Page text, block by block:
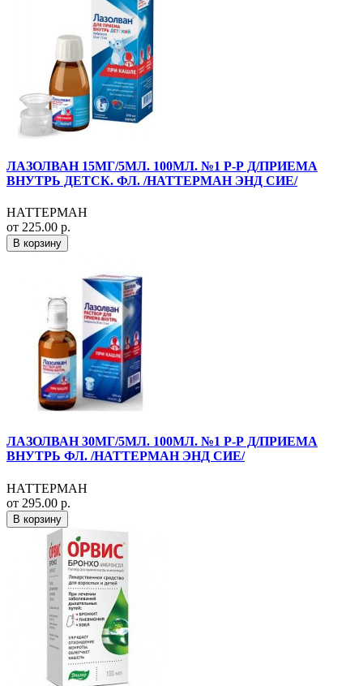
ЛАЗОЛВАН 15МГ/5МЛ. 100МЛ. №1 Р-Р Д/ПРИЕМА
ВНУТРЬ ДЕТСК. ФЛ. /НАТТЕРМАН ЭНД СИЕ/
НАТТЕРМАН
от 225.00 р.
В корзину
ЛАЗОЛВАН 30МГ/5МЛ. 100МЛ. №1 Р-Р Д/ПРИЕМА
ВНУТРЬ ФЛ. /НАТТЕРМАН ЭНД СИЕ/
НАТТЕРМАН
от 295.00 р.
В корзину